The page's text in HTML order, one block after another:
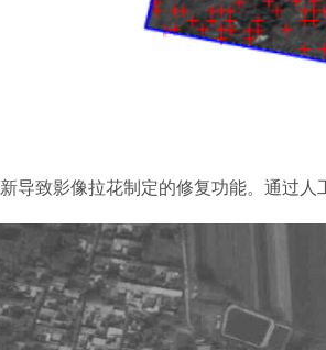
导致影像拉花制定的修复功能。通过